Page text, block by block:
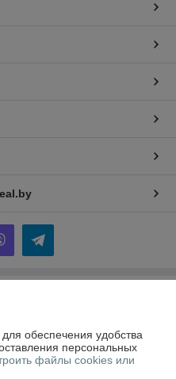
обеспечения удобства
персональных
файлы cookies или